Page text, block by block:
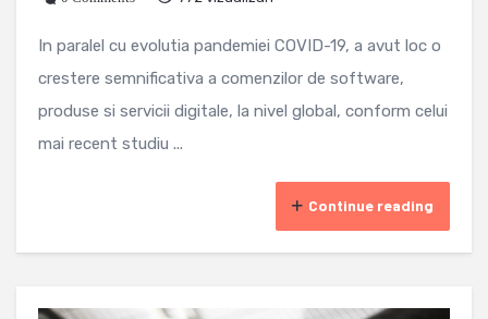
In paralel cu evolutia pandemiei COVID-19, a avut loc o
crestere semnificativa a comenzilor de software,
produse si servicii digitale, la nivel global, conform celui
mai recent studiu ...
Continue reading